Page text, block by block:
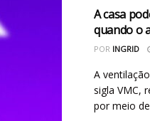
A casa
quando o
POR INGRID
A
sigla VMC,
por meio